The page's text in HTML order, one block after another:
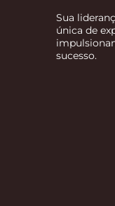
Sua
única de
sucesso.